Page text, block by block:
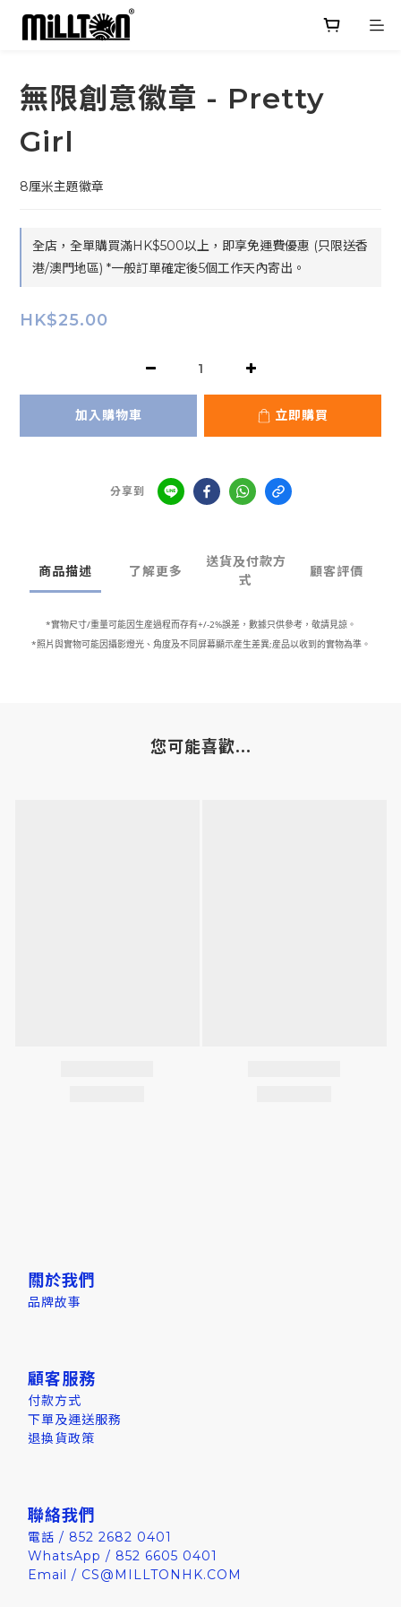
無限創意徽章 - Pretty
Girl
8厘米主題徽章
全店，全單購買滿HK$500以上，即享免運費優惠 (只限送香
港/澳門地區) *一般訂單確定後5個工作天內寄出。
HK$25.00
加入購物車 立即購買
分享到
商品描述 了解更多
送貨及付款方
式
顧客評價
*實物尺寸/重量可能因生産過程而存有+/-2%誤差，數據只供參考，敬請見諒。
*照片與實物可能因攝影燈光、角度及不同屏幕顯示産生差異;産品以收到的實物為準。
您可能喜歡...
關於我們
品牌故事
顧客服務
付款方式
下單及運送服務
退換貨政策
聯絡我們
電話 / 852 2682 0401
WhatsApp / 852 6605 0401
Email / CS@MILLTONHK.COM